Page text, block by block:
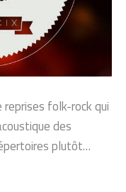
folk-rock qui
des
plutôt…